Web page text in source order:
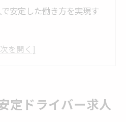
安定した働き方を実現す
バーの魅力と就職のコツ
で重視すべき福利厚生ポイ
定ドライバー求人